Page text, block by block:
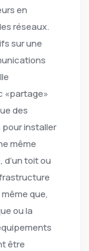
en
réseaux.
sur une
«partage»
des
installer
même
d’un toit ou
que,
ou la
être